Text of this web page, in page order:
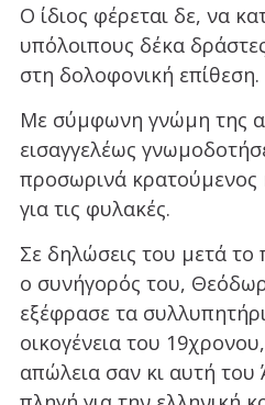
Ο ίδιος φέρεται δε, να
υπόλοιπους δέκα
στη δολοφονική επίθεση.
Με σύμφωνη γνώμη της
εισαγγελέως
προσωρινά κρατούμενος
για τις φυλακές.
Σε δηλώσεις του μετά το
ο συνήγορός του,
εξέφρασε τα
οικογένεια του
απώλεια σαν κι αυτή του